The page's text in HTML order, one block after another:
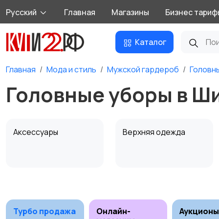
Русский Главная Магазины Бизнес
Каталог
Главная Мода и стиль Мужской гардероб
Головные уборы в
Аксессуары Верхняя одежда
Турбо продажа
Онлайн-
Аукционы